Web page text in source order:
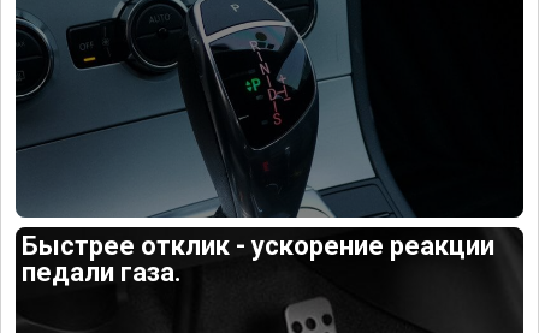
Быстрее отклик - ускорение реакции
педали газа.